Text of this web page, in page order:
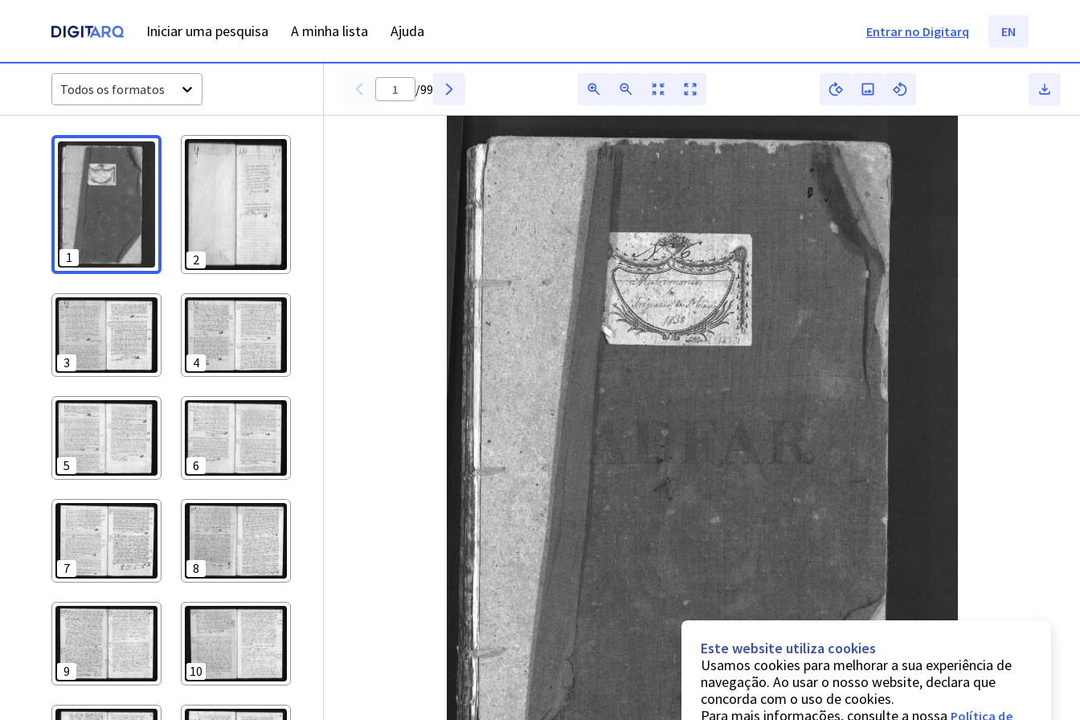
Iniciar uma pesquisa A minha lista Ajuda Entrar no Digitarq EN
Todos os formatos
1 2
3 4
5 6
7 8
9 10
/99
Este website utiliza cookies
Usamos cookies para melhorar a sua experiência de
navegação. Ao usar o nosso website, declara que
concorda com o uso de cookies.
Para mais informações, consulte a nossa Política de